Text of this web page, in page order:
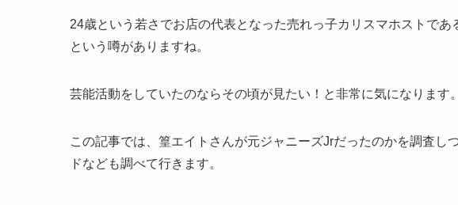
24歳という若さでお店の代表となった売れっ子カリスマホストで
という噂がありますね。
芸能活動をしていたのならその頃が見たい！と非常に気になります。
この記事では、篁エイトさんが元ジャニーズJrだったのかを調査し
ドなども調べて行きます。